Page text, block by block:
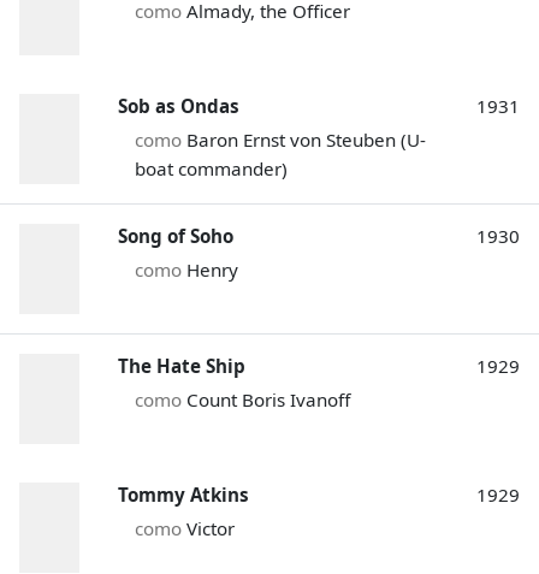
como Almady, the Officer
Sob as Ondas
como Baron Ernst von Steuben (U-
boat commander)
1931
Song of Soho
como Henry
1930
The Hate Ship
como Count Boris Ivanoff
1929
Tommy Atkins
como Victor
1929